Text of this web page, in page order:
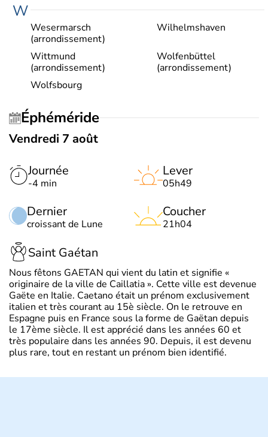
W
Wesermarsch
(arrondissement)
Wilhelmshaven
Wittmund
(arrondissement)
Wolfenbüttel
(arrondissement)
Wolfsbourg
Éphéméride
Vendredi 7 août
Journée
-4 min
Dernier
croissant de Lune
Lever
05h49
Coucher
21h04
Saint Gaétan
Nous fêtons GAETAN qui vient du latin et signifie «
originaire de la ville de Caillatia ». Cette ville est devenue
Gaëte en Italie. Caetano était un prénom exclusivement
italien et très courant au 15è siècle. On le retrouve en
Espagne puis en France sous la forme de Gaëtan depuis
le 17ème siècle. Il est apprécié dans les années 60 et
très populaire dans les années 90. Depuis, il est devenu
plus rare, tout en restant un prénom bien identifié.